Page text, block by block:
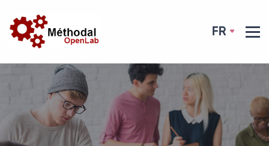
FR